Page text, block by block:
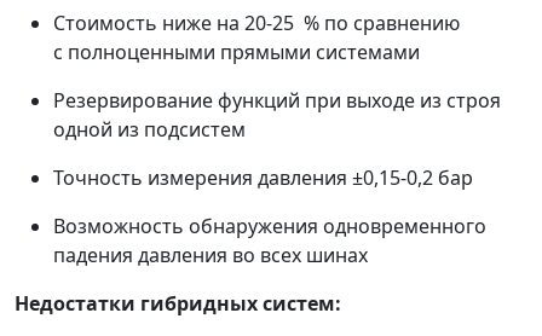
Стоимость ниже на 20-25 % по сравнению
с полноценными прямыми системами
Резервирование функций при выходе из строя
одной из подсистем
Точность измерения давления ±0,15-0,2 бар
Возможность обнаружения одновременного
падения давления во всех шинах
Недостатки гибридных систем: